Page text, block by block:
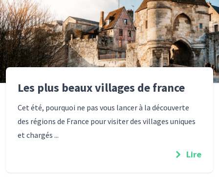
Les plus beaux villages de france
Cet été, pourquoi ne pas vous lancer à la découverte
des régions de France pour visiter des villages uniques
et chargés ...
Lire